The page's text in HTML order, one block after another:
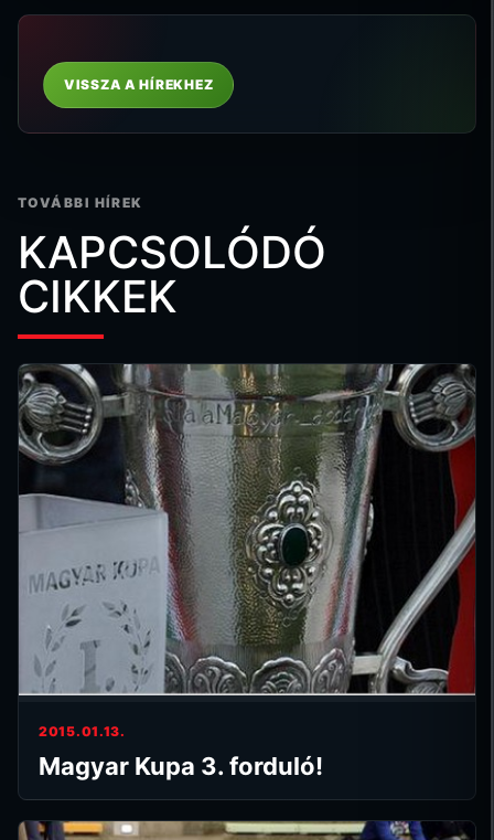
VISSZA A HÍREKHEZ
TOVÁBBI HÍREK
KAPCSOLÓDÓ
CIKKEK
2015.01.13.
Magyar Kupa 3. forduló!